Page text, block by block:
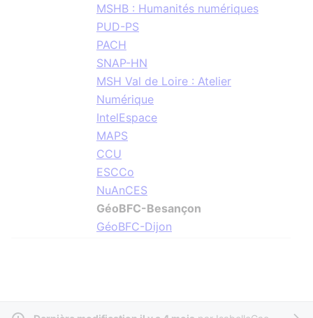
MSHB : Humanités numériques
PUD-PS
PACH
SNAP-HN
MSH Val de Loire : Atelier
Numérique
IntelEspace
MAPS
CCU
ESCCo
NuAnCES
GéoBFC-Besançon
GéoBFC-Dijon